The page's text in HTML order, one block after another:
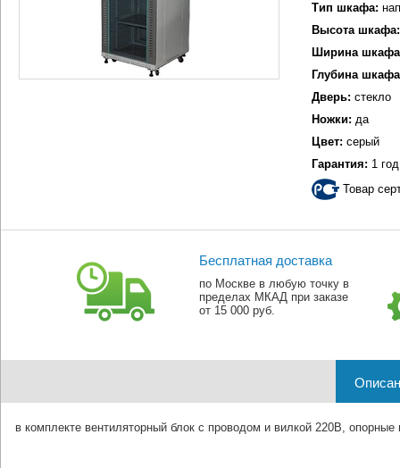
Тип шкафа:
Высота шкафа:
Ширина
Глубина
Дверь: стекло
Ножки: да
Цвет: серый
Гарантия: 1 год
Товар
Бесплатная доставка
по Москве в любую точку в
пределах МКАД при заказе
от 15 000 руб.
в комплекте вентиляторный блок с проводом и вилкой 220В,